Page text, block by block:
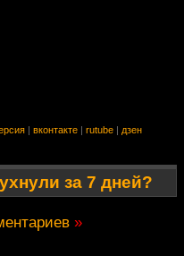
| вконтакте | rutube | дзен
за 7 дней?
»